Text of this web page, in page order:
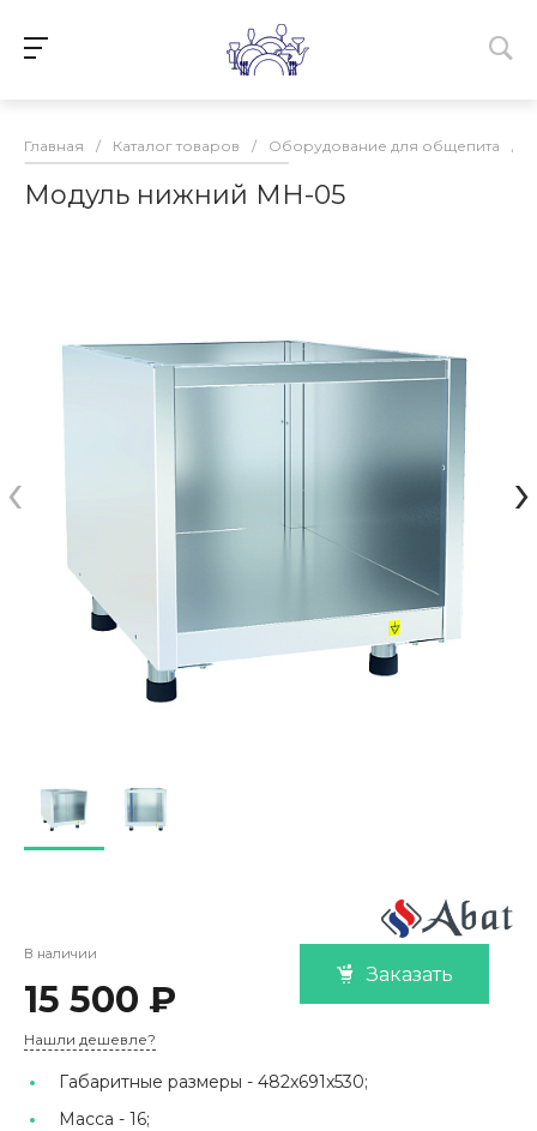
Главная / Каталог товаров / Оборудование для общепита /
Модуль нижний МН-05
‹ ›
В наличии
15 500 ₽
Заказать
Нашли дешевле?
Габаритные размеры - 482x691x530;
Масса - 16;